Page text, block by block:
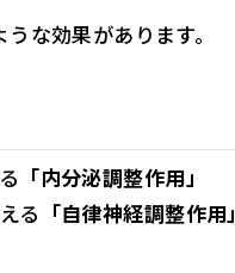
な効果があります。
「内分泌調整作用」
る 「自律神経調整作用」